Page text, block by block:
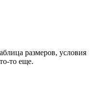
размеров, условия
то еще.